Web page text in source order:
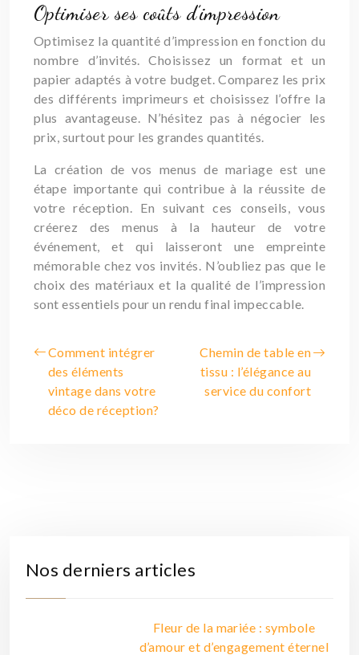
Optimiser ses coûts d’impression
Optimisez la quantité d’impression en fonction du
nombre d’invités. Choisissez un format et un
papier adaptés à votre budget. Comparez les prix
des différents imprimeurs et choisissez l’offre la
plus avantageuse. N’hésitez pas à négocier les
prix, surtout pour les grandes quantités.
La création de vos menus de mariage est une
étape importante qui contribue à la réussite de
votre réception. En suivant ces conseils, vous
créerez des menus à la hauteur de votre
événement, et qui laisseront une empreinte
mémorable chez vos invités. N’oubliez pas que le
choix des matériaux et la qualité de l’impression
sont essentiels pour un rendu final impeccable.
Comment intégrer
des éléments
vintage dans votre
déco de réception?
Chemin de table en
tissu : l’élégance au
service du confort
Nos derniers articles
Fleur de la mariée : symbole
d’amour et d’engagement éternel